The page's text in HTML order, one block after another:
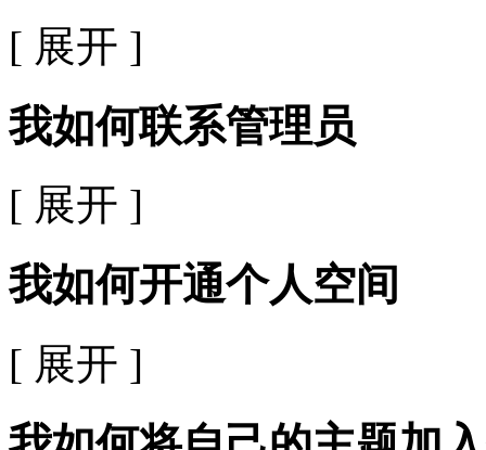
[ 展开 ]
我如何联系管理员
[ 展开 ]
我如何开通个人空间
[ 展开 ]